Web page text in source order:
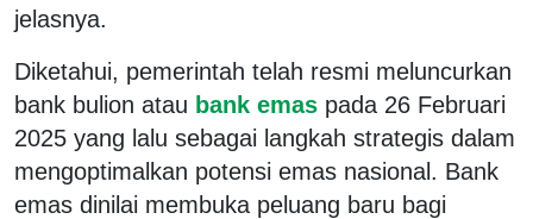
jelasnya.
Diketahui, pemerintah telah resmi meluncurkan
bank bulion atau bank emas pada 26 Februari
2025 yang lalu sebagai langkah strategis dalam
mengoptimalkan potensi emas nasional. Bank
emas dinilai membuka peluang baru bagi